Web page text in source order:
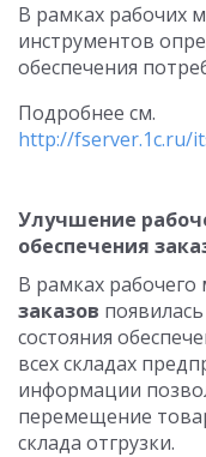
В рамках рабочих
инструментов
обеспечения
Подробнее см.
http://fserver.1c.ru/
Улучшение
обеспечения
В рамках рабочего
заказов
состояния
всех складах
информации
перемещение
склада отгрузки.